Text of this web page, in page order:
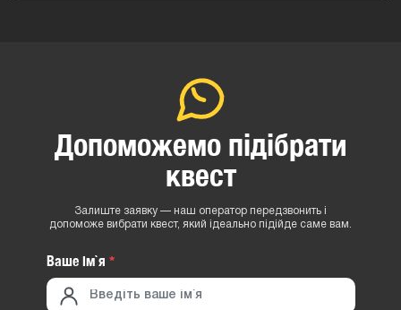
Допоможемо підібрати
квест
Залиште заявку — наш оператор передзвонить і
допоможе вибрати квест, який ідеально підійде саме вам.
Ваше iм`я *